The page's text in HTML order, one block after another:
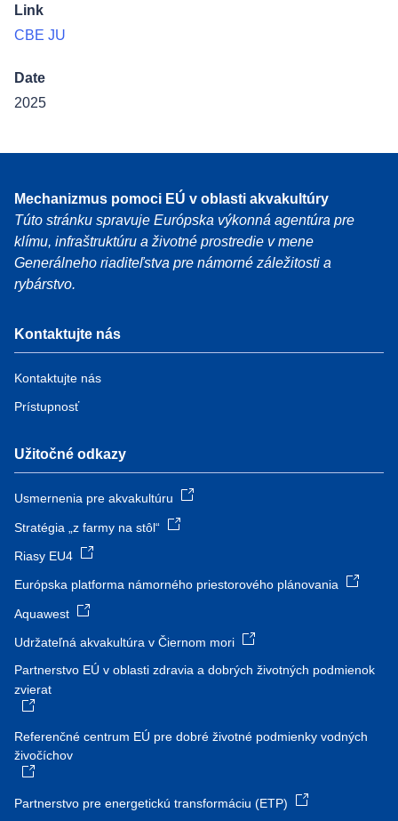
Link
CBE JU
Date
2025
Mechanizmus pomoci EÚ v oblasti akvakultúry
Túto stránku spravuje Európska výkonná agentúra pre
klímu, infraštruktúru a životné prostredie v mene
Generálneho riaditeľstva pre námorné záležitosti a
rybárstvo.
Kontaktujte nás
Kontaktujte nás
Prístupnosť
Užitočné odkazy
Usmernenia pre akvakultúru
Stratégia „z farmy na stôl“
Riasy EU4
Európska platforma námorného priestorového plánovania
Aquawest
Udržateľná akvakultúra v Čiernom mori
Partnerstvo EÚ v oblasti zdravia a dobrých životných podmienok
zvierat
Referenčné centrum EÚ pre dobré životné podmienky vodných
živočíchov
Partnerstvo pre energetickú transformáciu (ETP)